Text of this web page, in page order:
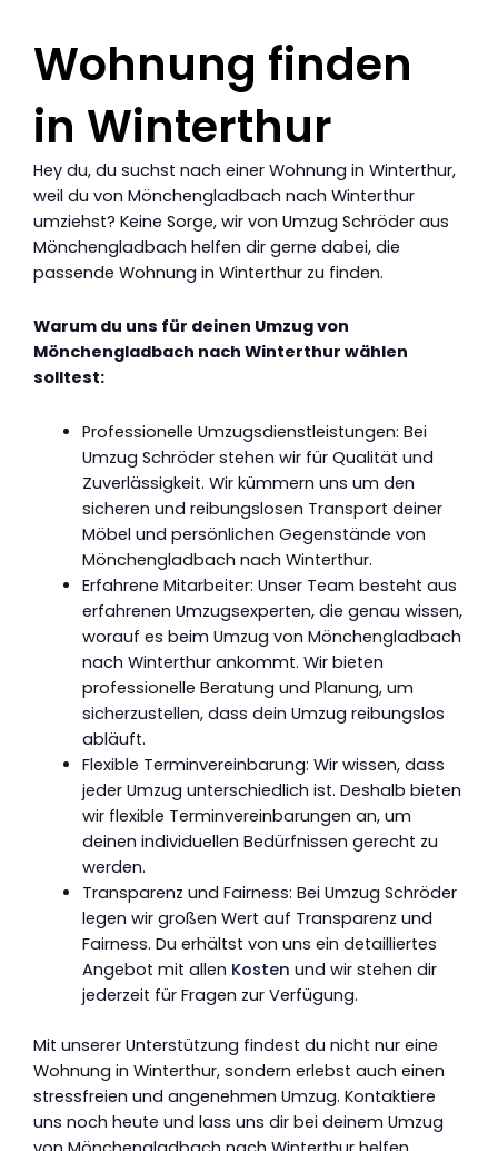
Wohnung finden
in Winterthur
Hey du, du suchst nach einer Wohnung in Winterthur,
weil du von Mönchengladbach nach Winterthur
umziehst? Keine Sorge, wir von Umzug Schröder aus
Mönchengladbach helfen dir gerne dabei, die
passende Wohnung in Winterthur zu finden.
Warum du uns für deinen Umzug von
Mönchengladbach nach Winterthur wählen
solltest:
Professionelle Umzugsdienstleistungen: Bei
Umzug Schröder stehen wir für Qualität und
Zuverlässigkeit. Wir kümmern uns um den
sicheren und reibungslosen Transport deiner
Möbel und persönlichen Gegenstände von
Mönchengladbach nach Winterthur.
Erfahrene Mitarbeiter: Unser Team besteht aus
erfahrenen Umzugsexperten, die genau wissen,
worauf es beim Umzug von Mönchengladbach
nach Winterthur ankommt. Wir bieten
professionelle Beratung und Planung, um
sicherzustellen, dass dein Umzug reibungslos
abläuft.
Flexible Terminvereinbarung: Wir wissen, dass
jeder Umzug unterschiedlich ist. Deshalb bieten
wir flexible Terminvereinbarungen an, um
deinen individuellen Bedürfnissen gerecht zu
werden.
Transparenz und Fairness: Bei Umzug Schröder
legen wir großen Wert auf Transparenz und
Fairness. Du erhältst von uns ein detailliertes
Angebot mit allen Kosten und wir stehen dir
jederzeit für Fragen zur Verfügung.
Mit unserer Unterstützung findest du nicht nur eine
Wohnung in Winterthur, sondern erlebst auch einen
stressfreien und angenehmen Umzug. Kontaktiere
uns noch heute und lass uns dir bei deinem Umzug